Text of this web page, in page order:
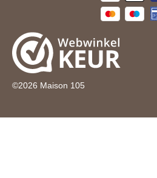
©2026 Maison 105